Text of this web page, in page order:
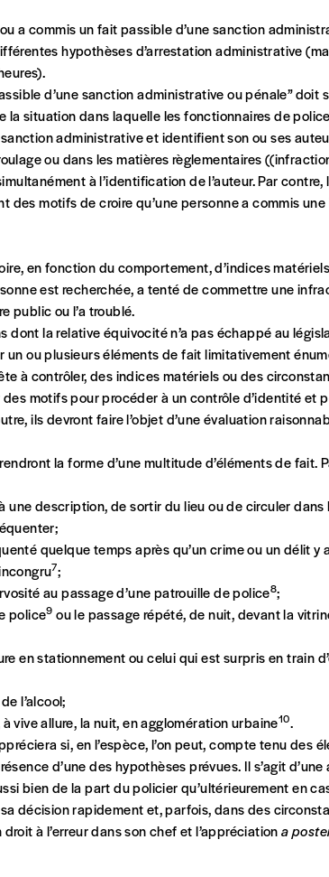
les deux derniers numéros publiés.
un abonnement ou numéro au choix.
TVA
n°
Localité
a commis un fait passible d’une sanction
hypothèses d’arrestation administrative
d’une sanction administrative ou pénale” doit
la situation dans laquelle les fonctionnaires de
administrative et identifient son ou ses
ou dans les matières règlementaires
à l’identification de l’auteur. Par contre,
des motifs de croire qu’une personne a commis
en fonction du comportement, d’indices
est recherchée, a tenté de commettre une
public ou l’a troublé.
la relative équivocité n’a pas échappé au
ou plusieurs éléments de fait limitativement
à contrôler, des indices matériels ou des
motifs pour procéder à un contrôle d’identité et
ils devront faire l’objet d’une évaluation
la forme d’une multitude d’éléments de fait.
une description, de sortir du lieu ou de circuler
quelque temps après qu’un crime ou un délit y
7;
au passage d’une patrouille de police8;
police9 ou le passage répété, de nuit, devant la
en stationnement ou celui qui est surpris en train
l’alcool;
vive allure, la nuit, en agglomération urbaine10.
si, en l’espèce, l’on peut, compte tenu des
d’une des hypothèses prévues. Il s’agit
bien de la part du policier qu’ultérieurement en
décision rapidement et, parfois, dans des
à l’erreur dans son chef et l’appréciationa